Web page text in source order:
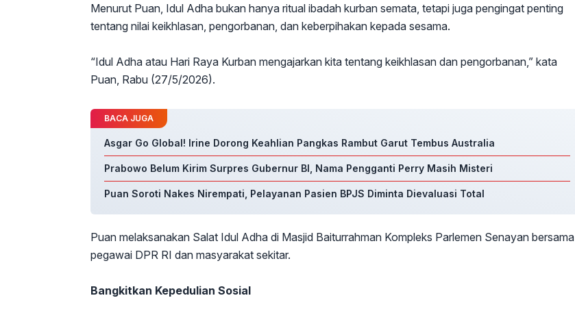
Menurut Puan, Idul Adha bukan hanya ritual ibadah kurban semata, tetapi juga pengingat penting
tentang nilai keikhlasan, pengorbanan, dan keberpihakan kepada sesama.
“Idul Adha atau Hari Raya Kurban mengajarkan kita tentang keikhlasan dan pengorbanan,” kata
Puan, Rabu (27/5/2026).
BACA JUGA
Asgar Go Global! Irine Dorong Keahlian Pangkas Rambut Garut Tembus Australia
Prabowo Belum Kirim Surpres Gubernur BI, Nama Pengganti Perry Masih Misteri
Puan Soroti Nakes Nirempati, Pelayanan Pasien BPJS Diminta Dievaluasi Total
Puan melaksanakan Salat Idul Adha di Masjid Baiturrahman Kompleks Parlemen Senayan bersama
pegawai DPR RI dan masyarakat sekitar.
Bangkitkan Kepedulian Sosial